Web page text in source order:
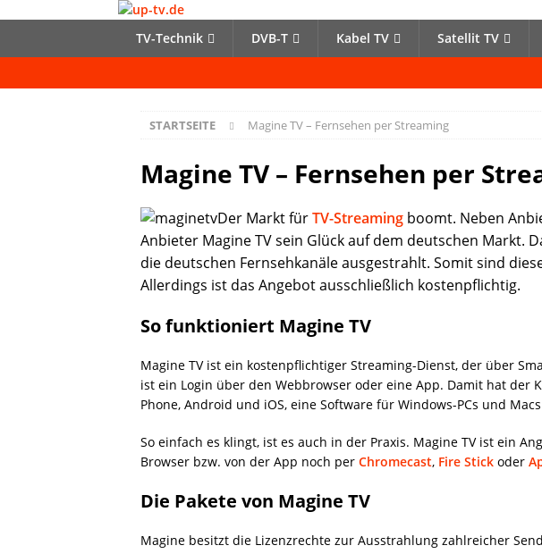
TV-Technik DVB-T Kabel TV Satellit TV
STARTSEITE Magine TV – Fernsehen per Streaming
Magine TV – Fernsehen per
Der Markt fürTV-Streaming boomt. Neben
Anbieter Magine TV sein Glück auf dem deutschen Markt.
die deutschen Fernsehkanäle ausgestrahlt. Somit sind
Allerdings ist das Angebot ausschließlich kostenpflichtig.
So funktioniert Magine TV
Magine TV ist ein kostenpflichtiger Streaming-Dienst, der über
ist ein Login über den Webbrowser oder eine App. Damit hat
Phone, Android und iOS, eine Software für Windows-PCs und
So einfach es klingt, ist es auch in der Praxis. Magine TV ist ein
Browser bzw. von der App noch per Chromecast, Fire Stick oder
Die Pakete von Magine TV
Magine besitzt die Lizenzrechte zur Ausstrahlung zahlreicher